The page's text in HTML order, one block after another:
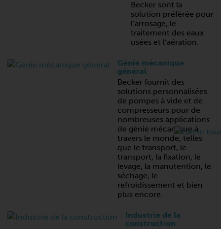
Becker sont la
solution préférée pour
l’arrosage, le
traitement des eaux
usées et l’aération.
Génie mécanique
général
Becker fournit des
solutions personnalisées
de pompes à vide et de
compresseurs pour de
nombreuses applications
de génie mécanique à
travers le monde, telles
que le transport, le
transport, la fixation, le
levage, la manutention, le
séchage, le
refroidissement et bien
plus encore.
Industrie de la
construction